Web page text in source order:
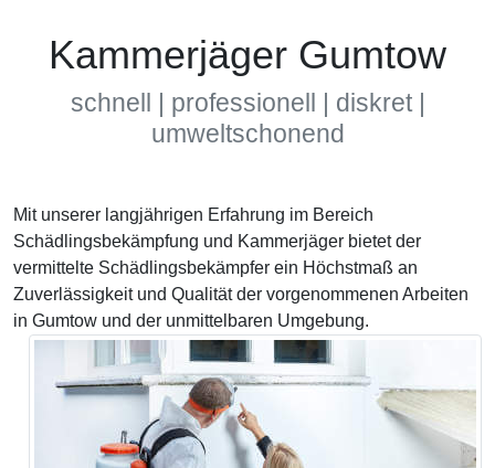
Kammerjäger Gumtow
schnell | professionell | diskret |
umweltschonend
Mit unserer langjährigen Erfahrung im Bereich
Schädlingsbekämpfung und Kammerjäger bietet der
vermittelte Schädlingsbekämpfer ein Höchstmaß an
Zuverlässigkeit und Qualität der vorgenommenen Arbeiten
in Gumtow und der unmittelbaren Umgebung.